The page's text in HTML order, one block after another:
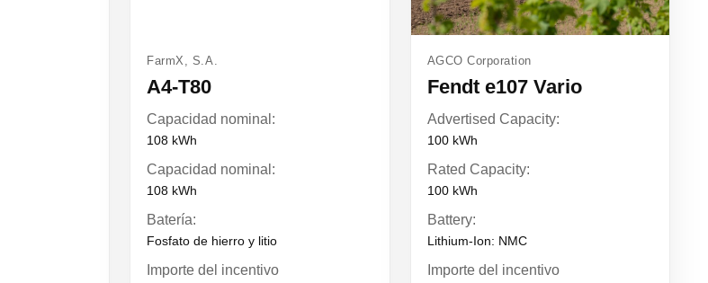
FarmX, S.A.
A4-T80
Capacidad nominal:
108 kWh
Capacidad nominal:
108 kWh
Batería:
Fosfato de hierro y litio
Importe del incentivo
AGCO Corporation
Fendt e107 Vario
Advertised Capacity:
100 kWh
Rated Capacity:
100 kWh
Battery:
Lithium-Ion: NMC
Importe del incentivo